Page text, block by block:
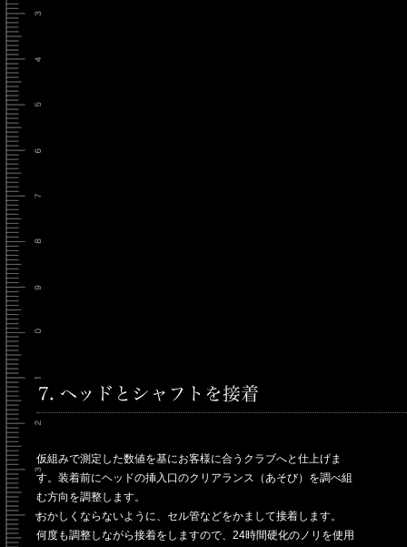
仮組みで測定した数値を基にお客様に合うクラブへと仕上げま
す。装着前にヘッドの挿入口のクリアランス（あそび）を調べ組
む方向を調整します。
おかしくならないように、セル管などをかまして接着します。
何度も調整しながら接着をしますので、24時間硬化のノリを使用